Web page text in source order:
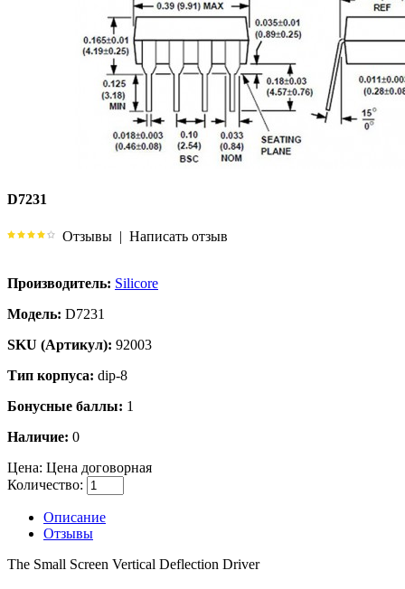
D7231
Отзывы | Написать отзыв
Производитель: Silicore
Модель: D7231
SKU (Артикул): 92003
Тип корпуса: dip-8
Бонусные баллы: 1
Наличие: 0
Цена: Цена договорная
Количество:
Описание
Отзывы
The Small Screen Vertical Deflection Driver